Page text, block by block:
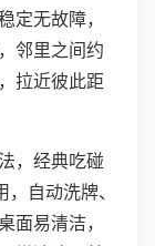
定无故障，
邻里之间约
拉近彼此距
，经典吃碰
自动洗牌、
面易清洁，